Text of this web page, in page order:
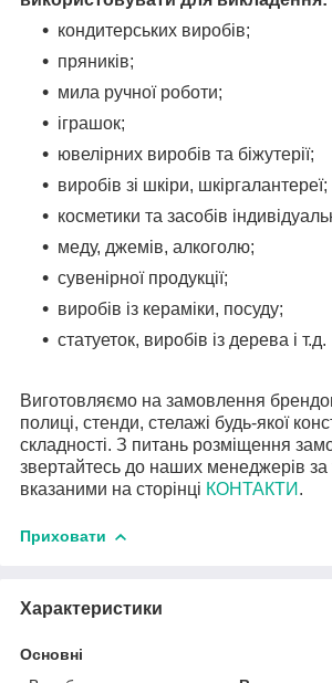
кондитерських виробів;
пряників;
мила ручної роботи;
іграшок;
ювелірних виробів та біжутерії;
виробів зі шкіри, шкіргалантереї;
косметики та засобів
меду, джемів, алкоголю;
сувенірної продукції;
виробів із кераміки, посуду;
статуеток, виробів із дерева і т.д.
Виготовляємо на замовлення
полиці, стенди, стелажі будь-якої
складності. З питань розміщення
звертайтесь до наших менеджерів
вказаними на сторінці КОНТАКТИ .
Приховати
Характеристики
Основні